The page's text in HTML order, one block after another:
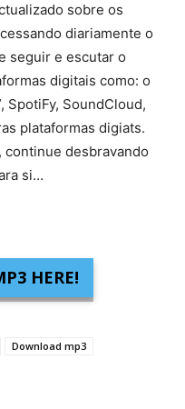
sobre os
diariamente o
seguir e escutar o
digitais como: o
SpotiFy, SoundCloud,
plataformas digiats.
continue desbravando
si…
HERE!
Download mp3